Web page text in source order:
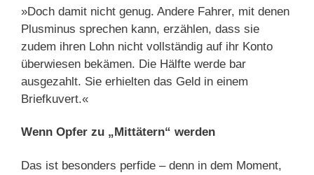
»Doch damit nicht genug. Andere Fahrer, mit denen
Plusminus sprechen kann, erzählen, dass sie
zudem ihren Lohn nicht vollständig auf ihr Konto
überwiesen bekämen. Die Hälfte werde bar
ausgezahlt. Sie erhielten das Geld in einem
Briefkuvert.«
Wenn Opfer zu „Mittätern“ werden
Das ist besonders perfide – denn in dem Moment,